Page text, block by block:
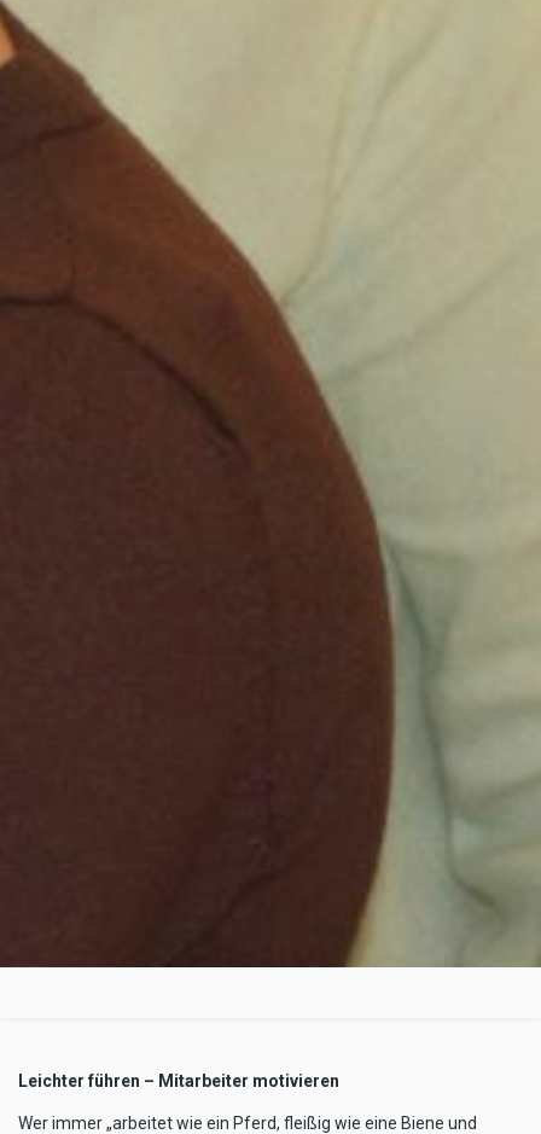
Leichter führen – Mitarbeiter motivieren
Wer immer „arbeitet wie ein Pferd, fleißig wie eine Biene und